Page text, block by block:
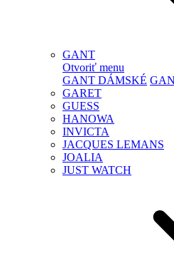
GANT
Otvoriť menu
GANT DÁMSKÉ
GARET
GUESS
HANOWA
INVICTA
JACQUES LEMANS
JOALIA
JUST WATCH